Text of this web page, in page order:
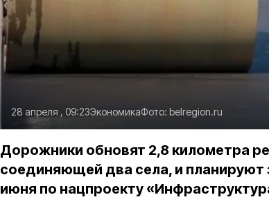
28 апреля , 09:23ЭкономикаФото: belregion.ru
Дорожники обновят 2,8 километра
соединяющей два села, и планируют
июня по нацпроекту